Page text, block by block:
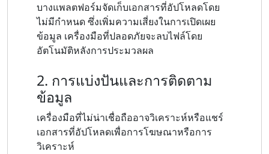
บางแพลตฟอร์มจัดเก็บเอกสารที่อัปโหลดโดย
ไม่มีกำหนด ซึ่งเพิ่มความเสี่ยงในการเปิดเผย
ข้อมูล เครื่องมือที่ปลอดภัยจะลบไฟล์โดย
อัตโนมัติหลังการประมวลผล
2. การแบ่งปันและการติดตาม
ข้อมูล
เครื่องมือที่ไม่น่าเชื่อถืออาจวิเคราะห์หรือแชร์
เอกสารที่อัปโหลดเพื่อการโฆษณาหรือการ
วิเคราะห์